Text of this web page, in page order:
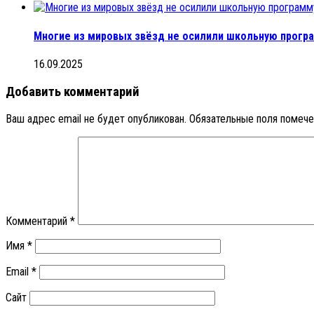
Многие из мировых звёзд не осилили школьную
16.09.2025
Добавить комментарий
Ваш адрес email не будет опубликован. Обязательные поля
Комментарий *
Имя *
Email *
Сайт